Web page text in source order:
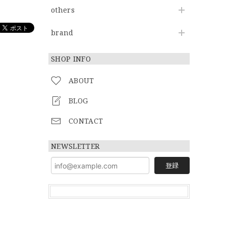
others
brand
SHOP INFO
ABOUT
BLOG
CONTACT
NEWSLETTER
登録